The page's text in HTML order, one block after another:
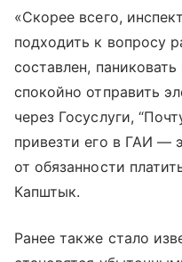
«Скорее всего,
подходить к вопросу
составлен,
спокойно отправить
через Госуслуги,
привезти его в ГАИ —
от обязанности
Капштык.
Ранее также стало